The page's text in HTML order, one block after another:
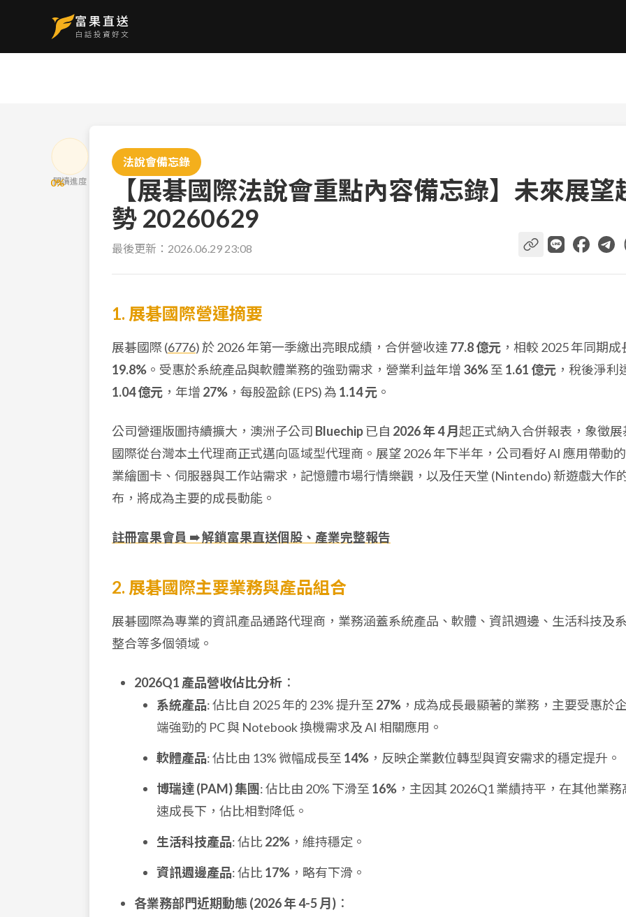
0%
閱讀進度
法說會備忘錄
【展碁國際法說會重點內容備忘錄】未來展望
勢 20260629
最後更新： 2026.06.29 23:08
1. 展碁國際營運摘要
展碁國際 (6776) 於 2026 年第一季繳出亮眼成績，合併營收達 77.8 億元 ，相較 2025 年同期成
19.8% 。受惠於系統產品與軟體業務的強勁需求，營業利益年增 36%至 1.61 億元 ，稅後淨利
1.04 億元 ，年增 27% ，每股盈餘 (EPS) 為 1.14 元 。
公司營運版圖持續擴大，澳洲子公司 Bluechip已自 2026 年 4 月 起正式納入合併報表，象徵展
國際從台灣本土代理商正式邁向區域型代理商。展望 2026 年下半年，公司看好 AI 應用帶動
業繪圖卡、伺服器與工作站需求，記憶體市場行情樂觀，以及任天堂 (Nintendo) 新遊戲大作
布，將成為主要的成長動能。
註冊富果會員 ➠ 解鎖富果直送個股、產業完整報告
2. 展碁國際主要業務與產品組合
展碁國際為專業的資訊產品通路代理商，業務涵蓋系統產品、軟體、資訊週邊、生活科技及
整合等多個領域。
2026Q1 產品營收佔比分析 ：
系統產品: 佔比自 2025 年的 23% 提升至 27% ，成為成長最顯著的業務，主要受惠於
端強勁的 PC 與 Notebook 換機需求及 AI 相關應用。
軟體產品: 佔比由 13% 微幅成長至 14% ，反映企業數位轉型與資安需求的穩定提升。
博瑞達 (PAM) 集團: 佔比由 20% 下滑至 16% ，主因其 2026Q1 業績持平，在其他業務
速成長下，佔比相對降低。
生活科技產品: 佔比22% ，維持穩定。
資訊週邊產品: 佔比17% ，略有下滑。
各業務部門近期動態 (2026 年 4-5 月) ：